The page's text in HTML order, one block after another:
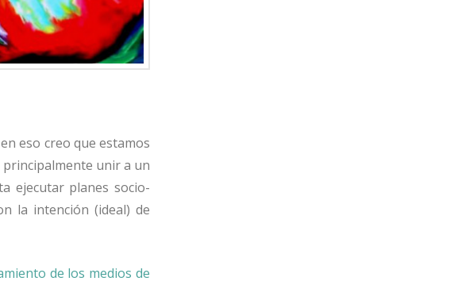
eso creo que estamos
unir a un
ejecutar planes socio-
la intención (ideal) de
de los medios de